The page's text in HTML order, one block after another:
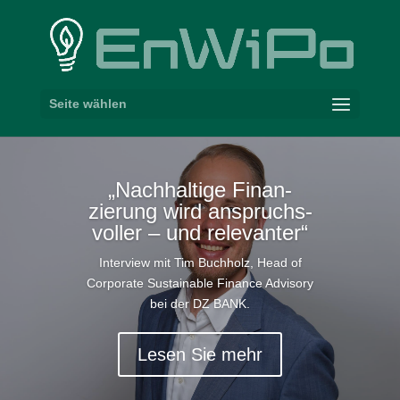
Seite wählen
„Nach­haltige Finan­
zierung wird anspruchs­
voller – und relevanter“
Interview mit Tim Buchholz, Head of
Corporate Sustainable Finance Advisory
bei derDZ BANK.
Lesen Sie mehr